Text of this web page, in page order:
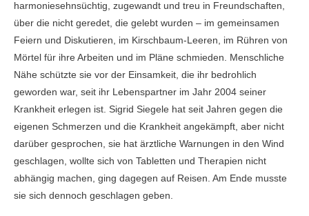
harmoniesehnsüchtig, zugewandt und treu in Freundschaften,
über die nicht geredet, die gelebt wurden – im gemeinsamen
Feiern und Diskutieren, im Kirschbaum-Leeren, im Rühren von
Mörtel für ihre Arbeiten und im Pläne schmieden. Menschliche
Nähe schützte sie vor der Einsamkeit, die ihr bedrohlich
geworden war, seit ihr Lebenspartner im Jahr 2004 seiner
Krankheit erlegen ist. Sigrid Siegele hat seit Jahren gegen die
eigenen Schmerzen und die Krankheit angekämpft, aber nicht
darüber gesprochen, sie hat ärztliche Warnungen in den Wind
geschlagen, wollte sich von Tabletten und Therapien nicht
abhängig machen, ging dagegen auf Reisen. Am Ende musste
sie sich dennoch geschlagen geben.